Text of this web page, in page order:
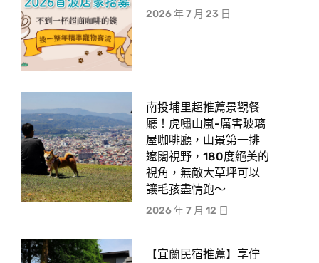
2026 年 7 月 23 日
南投埔里超推薦景觀餐
廳！虎嘯山嵐-厲害玻璃
屋咖啡廳，山景第一排
遼闊視野，180度絕美的
視角，無敵大草坪可以
讓毛孩盡情跑〜
2026 年 7 月 12 日
【宜蘭民宿推薦】享佇